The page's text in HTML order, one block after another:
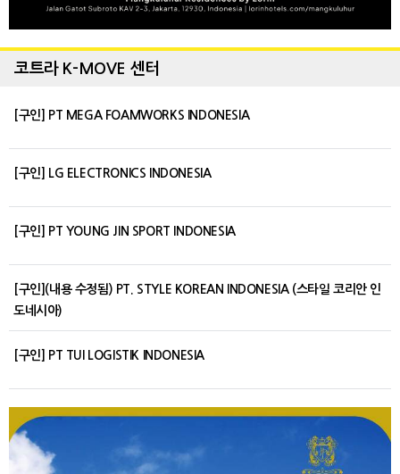
코트라 K-MOVE 센터
[구인] PT MEGA FOAMWORKS INDONESIA
[구인] LG ELECTRONICS INDONESIA
[구인] PT YOUNG JIN SPORT INDONESIA
[구인](내용 수정됨) PT. STYLE KOREAN INDONESIA (스타일 코리안 인
도네시아)
[구인] PT TUI LOGISTIK INDONESIA